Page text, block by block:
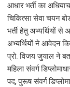
आधार भर्ती का
चिकित्सा सेवा चयन
भर्ती हेतु अभ्यर्थियों
अभ्यर्थियों ने आवेदन
प्रो. विजय जुयाल ने
महिला संवर्ग
पद, पुरूष संवर्ग